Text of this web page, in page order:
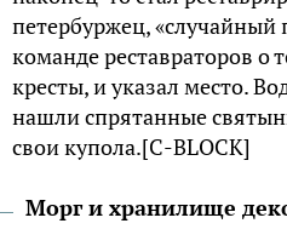
петербуржец, «случайный
команде реставраторов о
кресты, и указал место.
нашли спрятанные
свои купола.[С-BLOCK]
Морг и хранилище